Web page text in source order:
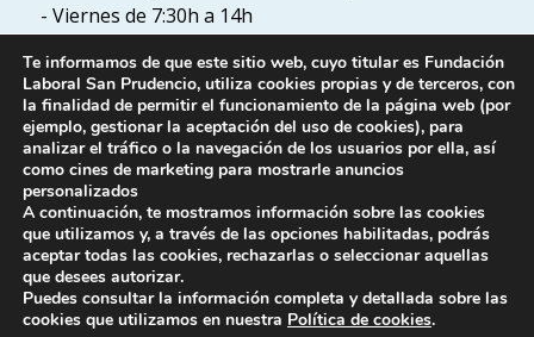
- Viernes de 7:30h a 14h
Políticas
Política de Privacidad
Política de cookies
Aviso Legal
Te informamos de que este sitio web, cuyo titular es Fundación
Laboral San Prudencio, utiliza cookies propias y de terceros, con
la finalidad de permitir el funcionamiento de la página web (por
ejemplo, gestionar la aceptación del uso de cookies), para
analizar el tráfico o la navegación de los usuarios por ella, así
como cines de marketing para mostrarle anuncios
personalizados
A continuación, te mostramos información sobre las cookies
que utilizamos y, a través de las opciones habilitadas, podrás
aceptar todas las cookies, rechazarlas o seleccionar aquellas
que desees autorizar.
Puedes consultar la información completa y detallada sobre las
cookies que utilizamos en nuestra Política de cookies.